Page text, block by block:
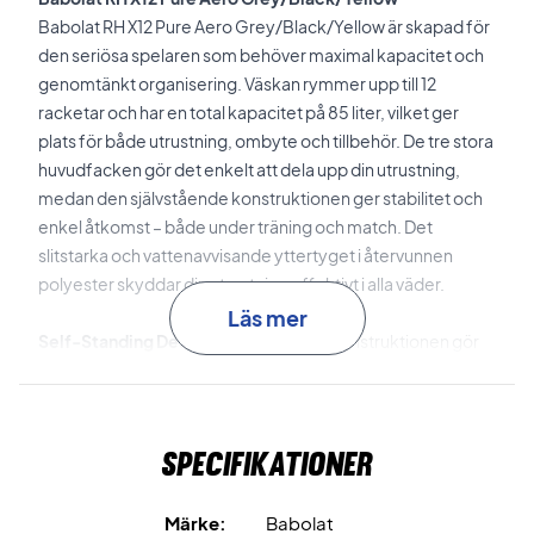
Babolat RH X12 Pure Aero Grey/Black/Yellow är skapad för
den seriösa spelaren som behöver maximal kapacitet och
genomtänkt organisering. Väskan rymmer upp till 12
racketar och har en total kapacitet på 85 liter, vilket ger
plats för både utrustning, ombyte och tillbehör. De tre stora
huvudfacken gör det enkelt att dela upp din utrustning,
medan den självstående konstruktionen ger stabilitet och
enkel åtkomst – både under träning och match. Det
slitstarka och vattenavvisande yttertyget i återvunnen
polyester skyddar din utrustning effektivt i alla väder.
Self-Standing Design
Den innovativa konstruktionen gör
Clear View Shoes CompartmentDet ventilerade och
övrig utrustning och gör det enkelt att kontrollera att du har
Läs mer
Specifikationer
Märke:
Babolat